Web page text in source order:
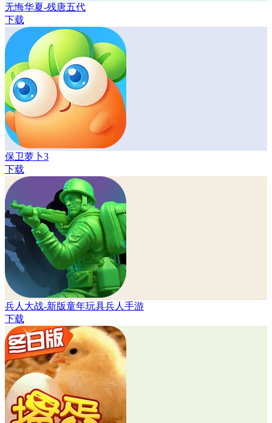
无悔华夏-残唐五代
下载
保卫萝卜3
下载
兵人大战-新版童年玩具兵人手游
下载